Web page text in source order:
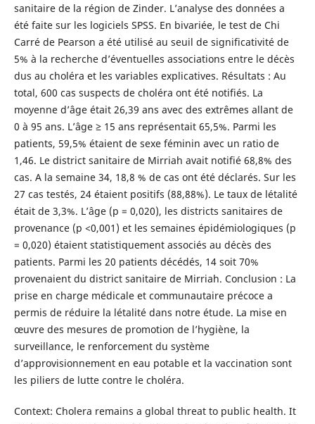
sanitaire de la région de Zinder. L’analyse des données a
été faite sur les logiciels SPSS. En bivariée, le test de Chi
Carré de Pearson a été utilisé au seuil de significativité de
5% à la recherche d’éventuelles associations entre le décès
dus au choléra et les variables explicatives. Résultats : Au
total, 600 cas suspects de choléra ont été notifiés. La
moyenne d’âge était 26,39 ans avec des extrêmes allant de
0 à 95 ans. L’âge ≥ 15 ans représentait 65,5%. Parmi les
patients, 59,5% étaient de sexe féminin avec un ratio de
1,46. Le district sanitaire de Mirriah avait notifié 68,8% des
cas. A la semaine 34, 18,8 % de cas ont été déclarés. Sur les
27 cas testés, 24 étaient positifs (88,88%). Le taux de létalité
était de 3,3%. L’âge (p = 0,020), les districts sanitaires de
provenance (p <0,001) et les semaines épidémiologiques (p
= 0,020) étaient statistiquement associés au décès des
patients. Parmi les 20 patients décédés, 14 soit 70%
provenaient du district sanitaire de Mirriah. Conclusion : La
prise en charge médicale et communautaire précoce a
permis de réduire la létalité dans notre étude. La mise en
œuvre des mesures de promotion de l’hygiène, la
surveillance, le renforcement du système
d’approvisionnement en eau potable et la vaccination sont
les piliers de lutte contre le choléra.
Context: Cholera remains a global threat to public health. It